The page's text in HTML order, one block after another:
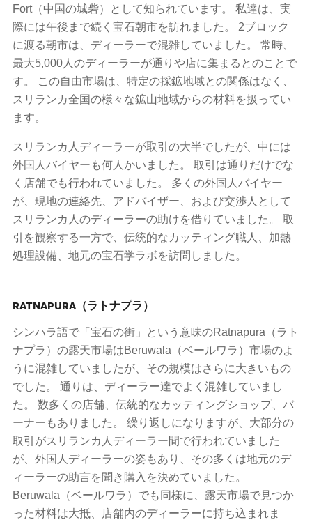
Fort（中国の城砦）として知られています。 私達は、実
際には午後まで続く宝石朝市を訪れました。 2ブロック
に渡る朝市は、ディーラーで混雑していました。 常時、
最大5,000人のディーラーが通りや店に集まるとのことで
す。 この自由市場は、特定の採鉱地域との関係はなく、
スリランカ全国の様々な鉱山地域からの材料を扱ってい
ます。
スリランカ人ディーラーが取引の大半でしたが、中には
外国人バイヤーも何人かいました。 取引は通りだけでな
く店舗でも行われていました。 多くの外国人バイヤー
が、現地の連絡先、アドバイザー、および交渉人として
スリランカ人のディーラーの助けを借りていました。 取
引を観察する一方で、伝統的なカッティング職人、加熱
処理設備、地元の宝石学ラボを訪問しました。
RATNAPURA（ラトナプラ）
シンハラ語で「宝石の街」という意味のRatnapura（ラト
ナプラ）の露天市場はBeruwala（ベールワラ）市場のよ
うに混雑していましたが、その規模はさらに大きいもの
でした。 通りは、ディーラー達でよく混雑していまし
た。 数多くの店舗、伝統的なカッティングショップ、バ
ーナーもありました。 繰り返しになりますが、大部分の
取引がスリランカ人ディーラー間で行われていました
が、外国人ディーラーの姿もあり、その多くは地元のデ
ィーラーの助言を聞き購入を決めていました。
Beruwala（ベールワラ）でも同様に、露天市場で見つか
った材料は大抵、店舗内のディーラーに持ち込まれま